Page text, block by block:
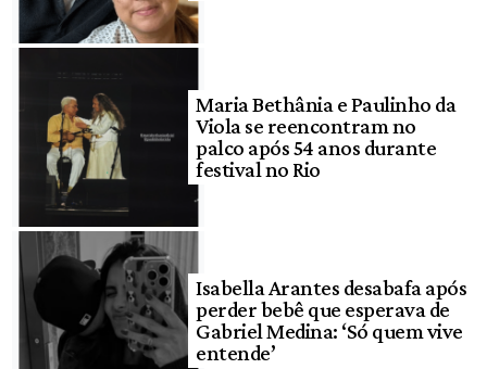
Maria Bethânia e Paulinho da
Viola se reencontram no
palco após 54 anos durante
festival no Rio
Isabella Arantes desabafa após
perder bebê que esperava de
Gabriel Medina: ‘Só quem vive
entende’